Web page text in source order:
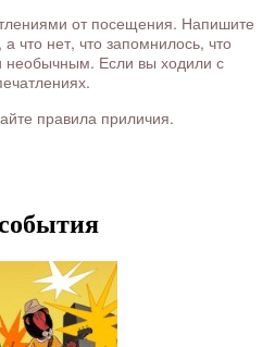
от посещения. Напишите
что нет, что запомнилось, что
необычным. Если вы ходили с
правила приличия.